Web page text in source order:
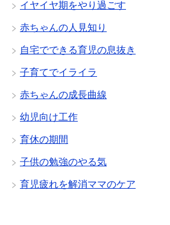
イヤイヤ期をやり過ごす
赤ちゃんの人見知り
自宅でできる育児の息抜き
子育てでイライラ
赤ちゃんの成長曲線
幼児向け工作
育休の期間
子供の勉強のやる気
育児疲れを解消ママのケア